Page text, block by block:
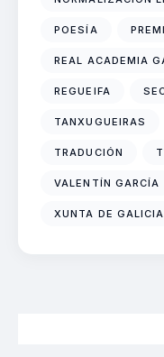
POESÍA
REAL ACADEMIA
REGUEIFA
TANXUGUEIRAS
TRADUCIÓN
VALENTÍN GARCÍA
XUNTA DE GALICIA